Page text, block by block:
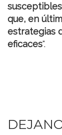
que, en
estrategias
eficaces".